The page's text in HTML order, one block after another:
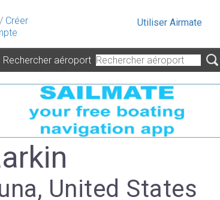
/ Créer
Utiliser Airmate
Rechercher aéroport
United States